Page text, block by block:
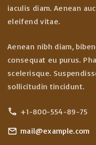
iaculis diam. Aenean
eleifend vitae.
Aenean nibh diam,
consequat eu purus.
scelerisque.
sollicitudin tincidunt.
+1-800-554-89-75
mail@example.com